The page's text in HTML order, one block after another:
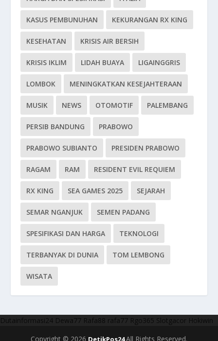
KASUS PEMBUNUHAN KEKURANGAN RX KING
KESEHATAN KRISIS AIR BERSIH
KRISIS IKLIM LIDAH BUAYA LIGAINGGRIS
LOMBOK MENINGKATKAN KESEJAHTERAAN
MUSIK NEWS OTOMOTIF PALEMBANG
PERSIB BANDUNG PRABOWO
PRABOWO SUBIANTO PRESIDEN PRABOWO
RAGAM RAM RESIDENT EVIL REQUIEM
RX KING SEA GAMES 2025 SEJARAH
SEMAR NGANJUK SEMEN PADANG
SPESIFIKASI DAN HARGA TEKNOLOGI
TERBANYAK DI DUNIA TOM LEMBONG
WISATA
Dutainformasi24 Dewa77 Rafa88 rafa77 Rgo365 Slotgacor Hokiwin
Copyright © 2026 DetikPos24All Rights Reserved.